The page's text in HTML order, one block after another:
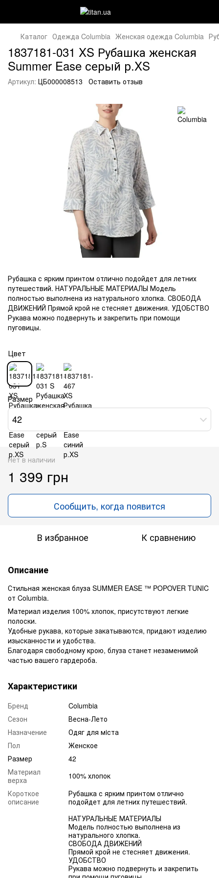
Каталог Одежда Columbia Женская одежда Columbia
1837181-031 XS Рубашка женская
Summer Ease серый р.XS
Артикул: ЦБ000008513 Оставить отзыв
Рубашка с ярким принтом отлично подойдет для летних
путешествий. НАТУРАЛЬНЫЕ МАТЕРИАЛЫ Модель
полностью выполнена из натурального хлопка. СВОБОДА
ДВИЖЕНИЙ Прямой крой не стесняет движения. УДОБСТВО
Рукава можно подвернуть и закрепить при помощи
пуговицы.
Цвет
Размер
42
Нет в наличии
1 399 грн
Сообщить, когда появится
В избранное К сравнению
Описание
Стильная женская блуза SUMMER EASE ™ POPOVER TUNIC
от Columbia.
Материал изделия 100% хлопок, присутствуют легкие
полоски.
Удобные рукава, которые закатываются, придают изделию
изысканности и удобства.
Благодаря свободному крою, блуза станет незаменимой
частью вашего гардероба.
Характеристики
Бренд
Columbia
Сезон
Весна-Лето
Назначение
Одяг для мiста
Пол
Женское
Размер
42
Материал
верха
100% хлопок
Короткое
описание
Рубашка с ярким принтом отлично
подойдет для летних путешествий.
НАТУРАЛЬНЫЕ МАТЕРИАЛЫ
Модель полностью выполнена из
натурального хлопка.
СВОБОДА ДВИЖЕНИЙ
Прямой крой не стесняет движения.
УДОБСТВО
Рукава можно подвернуть и закрепить